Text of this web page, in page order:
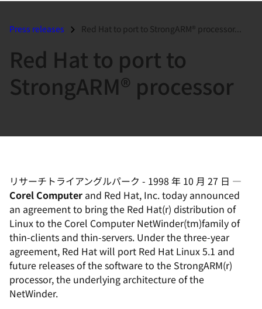
の
て
い
Press releases Red Hat to port to StrongARM® processor...
Red Hat to port to
StrongARM® processor
リサーチトライアングルパーク - 1998 年 10 月 27 日 —
Corel Computer and Red Hat, Inc. today announced
an agreement to bring the Red Hat(r) distribution of
Linux to the Corel Computer NetWinder(tm)family of
thin-clients and thin-servers. Under the three-year
agreement, Red Hat will port Red Hat Linux 5.1 and
future releases of the software to the StrongARM(r)
processor, the underlying architecture of the
NetWinder.